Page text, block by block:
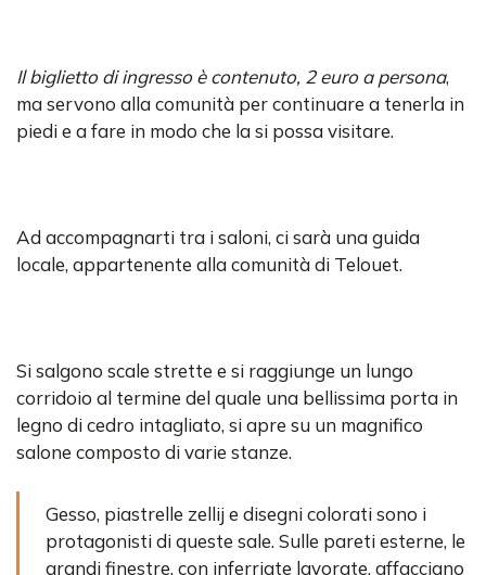
Il biglietto di ingresso è contenuto, 2 euro a persona,
ma servono alla comunità per continuare a tenerla in
piedi e a fare in modo che la si possa visitare.
Ad accompagnarti tra i saloni, ci sarà una guida
locale, appartenente alla comunità di Telouet.
Si salgono scale strette e si raggiunge un lungo
corridoio al termine del quale una bellissima porta in
legno di cedro intagliato, si apre su un magnifico
salone composto di varie stanze.
Gesso, piastrelle zellij e disegni colorati sono i
protagonisti di queste sale. Sulle pareti esterne, le
grandi finestre, con inferriate lavorate, affacciano